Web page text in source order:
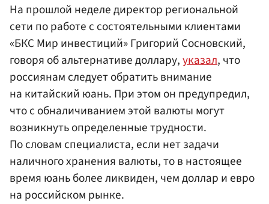
На прошлой неделе директор региональной
сети по работе с состоятельными клиентами
«БКС Мир инвестиций» Григорий Сосновский,
говоря об альтернативе доллару,указал, что
россиянам следует обратить внимание
на китайский юань. При этом он предупредил,
что с обналичиванием этой валюты могут
возникнуть определенные трудности.
По словам специалиста, если нет задачи
наличного хранения валюты, то в настоящее
время юань более ликвиден, чем доллар и евро
на российском рынке.